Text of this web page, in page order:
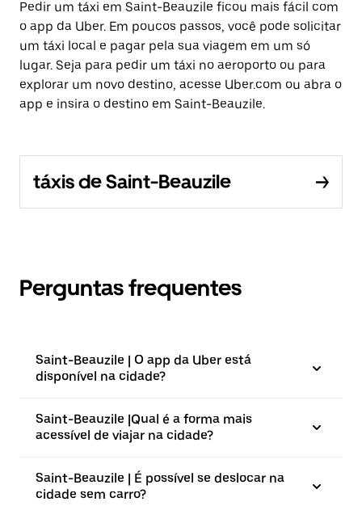
Pedir um táxi em Saint-Beauzile ficou mais fácil com
o app da Uber. Em poucos passos, você pode solicitar
um táxi local e pagar pela sua viagem em um só
lugar. Seja para pedir um táxi no aeroporto ou para
explorar um novo destino, acesse Uber.com ou abra o
app e insira o destino em Saint-Beauzile.
táxis de Saint-Beauzile
Perguntas frequentes
Saint-Beauzile | O app da Uber está
disponível na cidade?
Saint-Beauzile |⁠Qual é a forma mais
acessível de viajar na cidade?
Saint-Beauzile | É possível se deslocar na
cidade sem carro?